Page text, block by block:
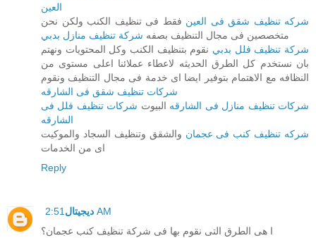
العين
شركه تنظيف شقق فى العين فقط فى تنظيف الكنب ولكن نحن
متخصصين فى مجال التنظيف بصفه شركة تنظيف منازل بدبي
شركة تنظيف فلل بدبي نقوم بتنظيف الكنب وكل المحتويات ونهتم
بان نستخدم كل الطرق الحديثه لاعطاء عملائنا اعلى مستوى من
النظافه مع الاهتمام بتوفير ايضا اى خدمة فى مجال التنظيف ونقوم
شركات تنظيف شقق فى الشارقه
شركات تنظيف منازل فى الشارقه البيوت شركات تنظيف فلل فى
الشارقه
شركه تنظيف كنب فى عجمان والشقق وتنظيف السجاد والموكيت
اى من الخدمات
Reply
ديجيتال 2:51 AM
ا هى الطرق التى نقوم بها فى شركة تنظيف كنب عجمان؟